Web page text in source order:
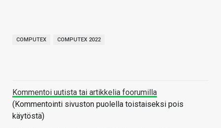
COMPUTEX COMPUTEX 2022
Kommentoi uutista tai artikkelia foorumilla
(Kommentointi sivuston puolella toistaiseksi pois
käytöstä)